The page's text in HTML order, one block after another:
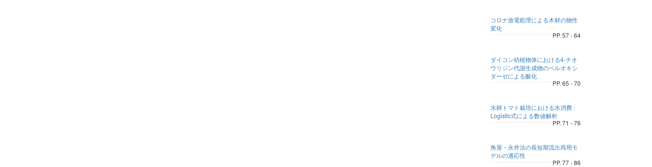
コロナ放電処理による木材の物性
変化
PP. 57 - 64
ダイコン幼植物体における4-チオ
ウリジン代謝生成物のペルオキシ
ダーゼによる酸化
PP. 65 - 70
水耕トマト栽培における水消費 :
Logistic式による数値解析
PP. 71 - 76
角屋・永井法の長短期流出両用モ
デルの適応性
PP. 77 - 86